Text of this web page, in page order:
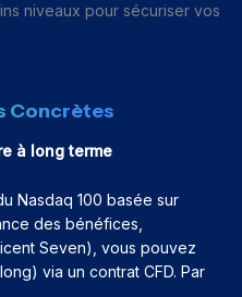
niveaux pour sécuriser vos
Concrètes
à long terme
Nasdaq 100 basée sur
des bénéfices,
Seven), vous pouvez
via un contrat CFD. Par